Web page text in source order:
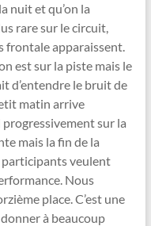
nuit et qu’on la
rare sur le circuit,
frontale apparaissent.
est sur la piste mais le
d’entendre le bruit de
matin arrive
sur la
mais la fin de la
participants veulent
Nous
place. C’est une
à beaucoup